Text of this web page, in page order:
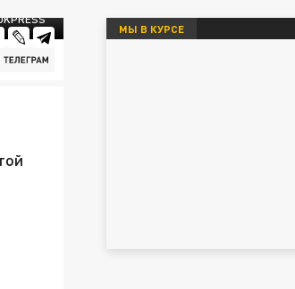
МЫ В КУРСЕ